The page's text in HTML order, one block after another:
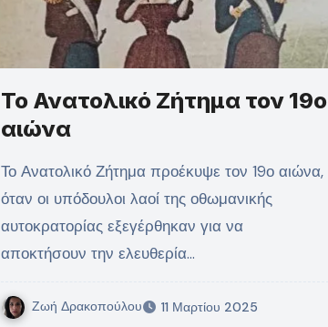
Το Ανατολικό Ζήτημα τον 19ο
αιώνα
Το Ανατολικό Ζήτημα προέκυψε τον 19ο αιώνα,
όταν οι υπόδουλοι λαοί της οθωμανικής
αυτοκρατορίας εξεγέρθηκαν για να
αποκτήσουν την ελευθερία…
Ζωή Δρακοπούλου 11 Μαρτίου 2025